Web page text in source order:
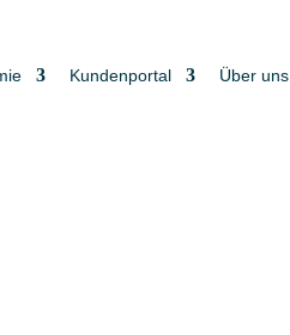
Kundenportal Über uns